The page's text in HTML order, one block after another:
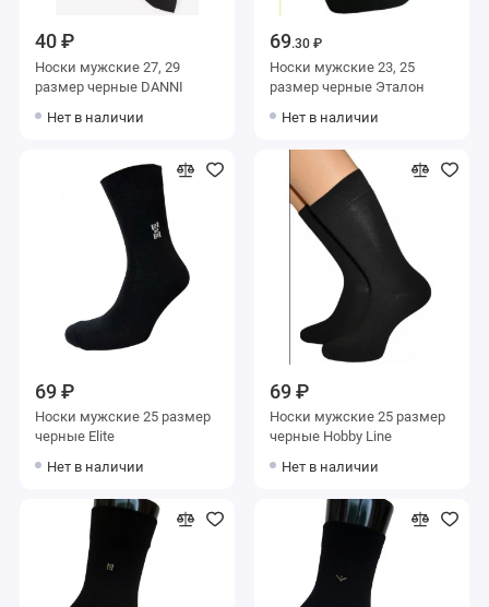
40 ₽
Носки мужские 27, 29
размер черные DANNI
Нет в наличии
69.30 ₽
Носки мужские 23, 25
размер черные Эталон
Нет в наличии
69 ₽
Носки мужские 25 размер
черные Elite
Нет в наличии
69 ₽
Носки мужские 25 размер
черные Hobby Line
Нет в наличии